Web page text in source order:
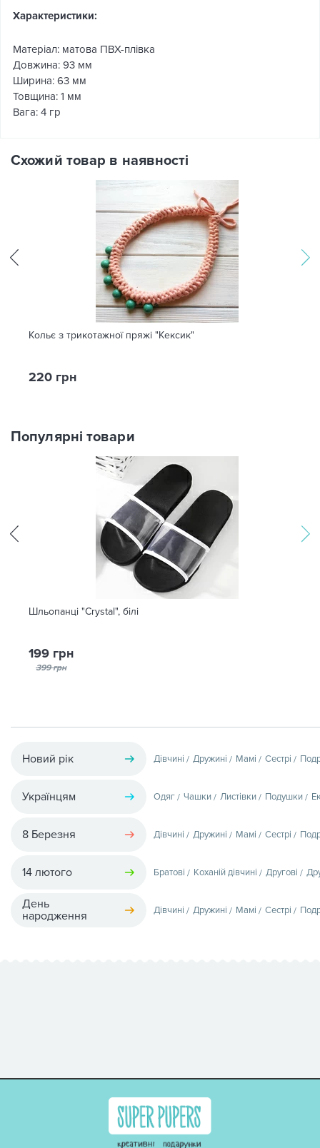
Характеристики:
Матеріал: матова ПВХ-плівка
Довжина: 93 мм
Ширина: 63 мм
Товщина: 1 мм
Вага: 4 гр
Схожий товар в наявності
Кольє з трикотажної пряжі "Кексик"
220 грн
Популярні товари
Шльопанці "Crystal", білі
199 грн
399 грн
Новий рік Дівчині Дружині Мамі Сестрі
Українцям Одяг Чашки Листівки Подушки
8 Березня Дівчині Дружині Мамі Сестрі
14 лютого Братові Коханій дівчині Другові
День
народження
Дівчині Дружині Мамі Сестрі